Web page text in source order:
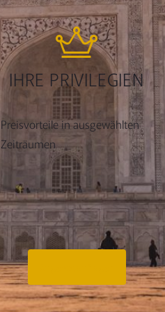
IHRE PRIVILEGIEN
Preisvorteile in ausgewählten
Zeiträumen